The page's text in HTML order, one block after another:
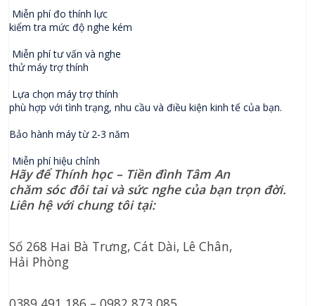
Miễn phí đo thính lực
kiểm tra mức độ nghe kém
Miễn phí tư vấn và nghe
thử máy trợ thính
Lựa chọn máy trợ thính
phù hợp với tình trạng, nhu cầu và điều kiện kinh tế của bạn.
Bảo hành máy từ 2-3 năm
Miễn phí hiệu chỉnh
Hãy để Thính học – Tiền đình Tâm An
chăm sóc đôi tai và sức nghe của bạn trọn đời.
Liên hệ với chung tôi tại:
Số 268 Hai Bà Trưng, Cát Dài, Lê Chân,
Hải Phòng